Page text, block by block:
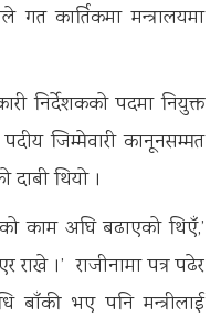
गत कार्तिकमा मन्त्रालयमा
निर्देशकको पदमा नियुक्त
जिम्मेवारी कानूनसम्मत
थियो ।
काम अघि बढाएको थिएँ,’
राखे ।’ राजीनामा पत्र पढेर
भए पनि मन्त्रीलाई